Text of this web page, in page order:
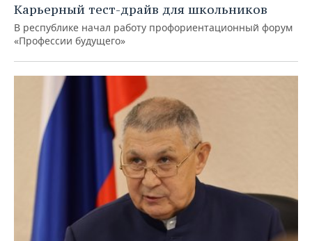
Карьерный тест-драйв для школьников
В республике начал работу профориентационный форум
«Профессии будущего»